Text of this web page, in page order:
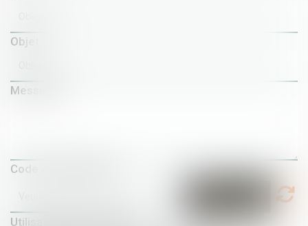
Objet
Message
Code de vérification
Utilisation des données